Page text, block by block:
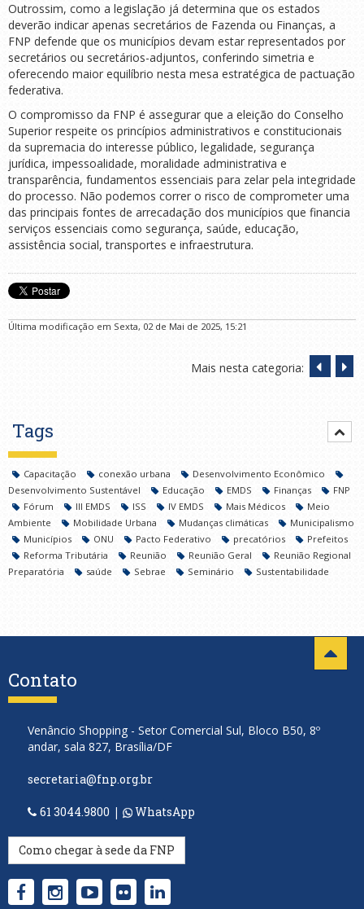
Outrossim, como a legislação já determina que os estados
deverão indicar apenas secretários de Fazenda ou Finanças, a
FNP defende que os municípios devam estar representados por
secretários ou secretários-adjuntos, conferindo simetria e
oferecendo maior equilíbrio nesta mesa estratégica de pactuação
federativa.
O compromisso da FNP é assegurar que a eleição do Conselho
Superior respeite os princípios administrativos e constitucionais
da supremacia do interesse público, legalidade, segurança
jurídica, impessoalidade, moralidade administrativa e
transparência, fundamentos essenciais para zelar pela integridade
do processo. Não podemos correr o risco de comprometer uma
das principais fontes de arrecadação dos municípios que financia
serviços essenciais como segurança, saúde, educação,
assistência social, transportes e infraestrutura.
Última modificação em Sexta, 02 de Mai de 2025, 15:21
Mais nesta categoria:
Tags
Capacitação conexão urbana
Desenvolvimento Econômico
Desenvolvimento Sustentável
Educação EMDS Finanças
FNP
Fórum
III EMDS ISS IV EMDS Mais Médicos
Meio
Ambiente
Mobilidade Urbana Mudanças climáticas
Municipalismo
Municípios
ONU Pacto Federativo precatórios
Prefeitos
Reforma Tributária
Reunião Reunião Geral
Reunião Regional
Preparatória
saúde Sebrae Seminário Sustentabilidade
Contato
Venâncio Shopping - Setor Comercial Sul, Bloco B50, 8º
andar, sala 827, Brasília/DF
secretaria@fnp.org.br
61 3044.9800 | WhatsApp
Como chegar à sede da FNP